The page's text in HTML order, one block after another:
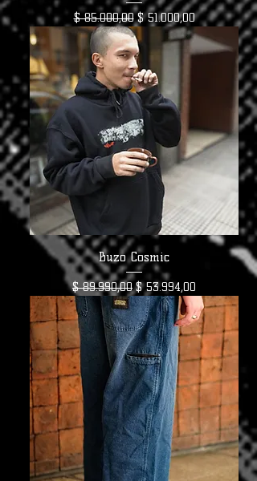
Precio
$ 85.000,00Precio de oferta
$ 51.000,00
Buzo Cosmic
Precio
$ 89.990,00Precio de oferta
$ 53.994,00